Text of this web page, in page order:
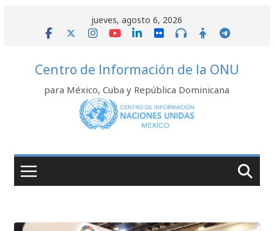
jueves, agosto 6, 2026
Centro de Información de la ONU
para México, Cuba y República Dominicana